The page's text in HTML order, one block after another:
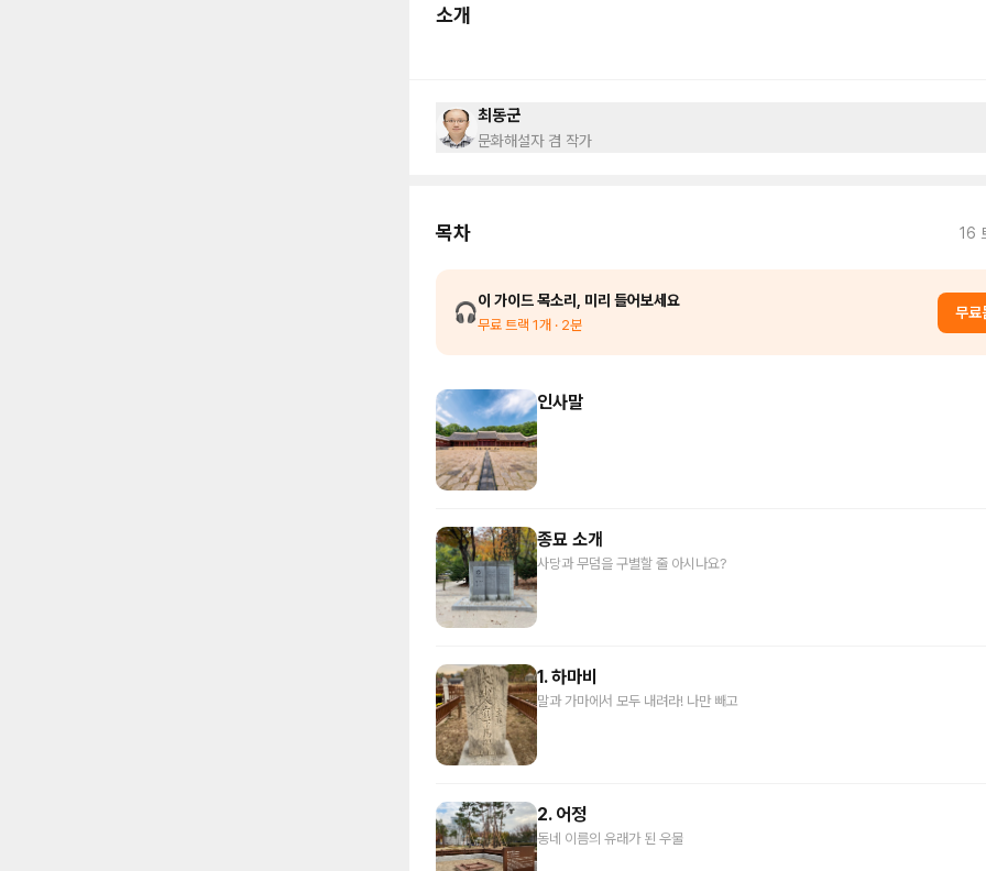
소개
최동군
문화해설자 겸 작가
목차 16
🎧이 가이드 목소리, 미리 들어보세요
무료 트랙 1개 · 2분
무료
인사말
종묘 소개
사당과 무덤을 구별할 줄 아시나요?
1. 하마비
말과 가마에서 모두 내려라! 나만 빼고
2. 어정
동네 이름의 유래가 된 우물